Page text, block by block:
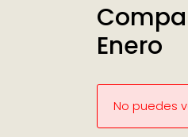
Enero
No puedes